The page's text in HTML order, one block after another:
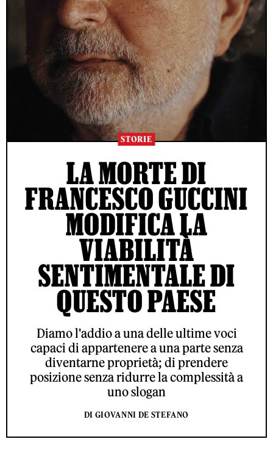
STORIE
LA MORTE DI
FRANCESCO GUCCINI
MODIFICA LA
VIABILITÀ
SENTIMENTALE DI
QUESTO PAESE
Diamo l'addio a una delle ultime voci
capaci di appartenere a una parte senza
diventarne proprietà; di prendere
posizione senza ridurre la complessità a
uno slogan
DI GIOVANNI DE STEFANO